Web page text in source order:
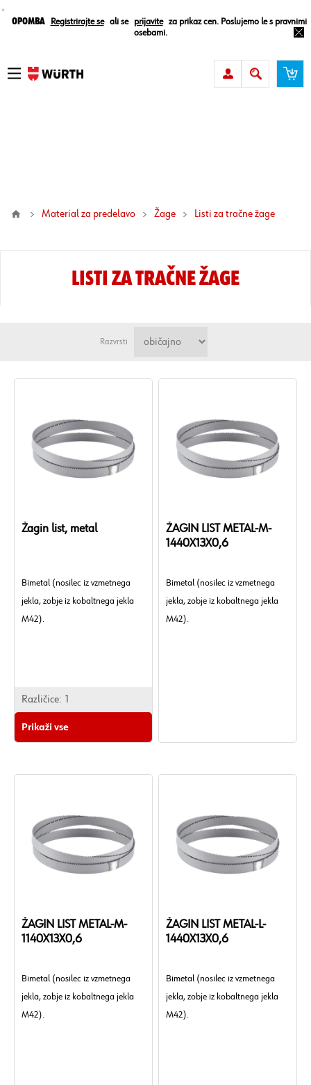
¸
Opomba Registrirajte se ali se prijavite
za prikaz cen. Poslujemo le s pravnimi
osebami.
Material za predelavo Žage listi za tračne žage
LISTI ZA TRAČNE ŽAGE
Razvrsti
Žagin list, metal
Bimetal (nosilec iz vzmetnega
jekla, zobje iz kobaltnega jekla
M42).
Različice: 1
Prikaži vse
ŽAGIN LIST METAL-M-
1440X13X0,6
Bimetal (nosilec iz vzmetnega
jekla, zobje iz kobaltnega jekla
M42).
ŽAGIN LIST METAL-M-
1140X13X0,6
Bimetal (nosilec iz vzmetnega
jekla, zobje iz kobaltnega jekla
M42).
ŽAGIN LIST METAL-L-
1440X13X0,6
Bimetal (nosilec iz vzmetnega
jekla, zobje iz kobaltnega jekla
M42).